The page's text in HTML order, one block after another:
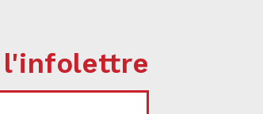
l'infolettre